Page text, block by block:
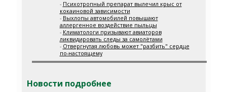
- Психотропный препарат вылечил крыс от
кокаиновой зависимости
- Выхлопы автомобилей повышают
аллергенное воздействие пыльцы
- Климатологи призывают авиаторов
ликвидировать следы за самолётами
- Отвергнутая любовь может "разбить" сердце
по-настоящему
Новости подробнее